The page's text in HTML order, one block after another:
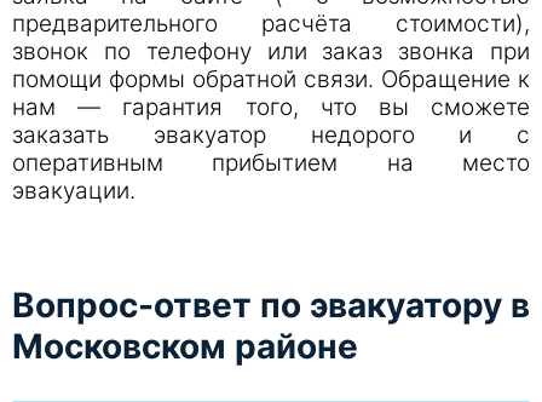
предварительного расчёта стоимости),
звонок по телефону или заказ звонка при
помощи формы обратной связи. Обращение к
нам — гарантия того, что вы сможете
заказать эвакуатор недорого и с
оперативным прибытием на место
эвакуации.
Вопрос-ответ по эвакуатору в
Московском районе